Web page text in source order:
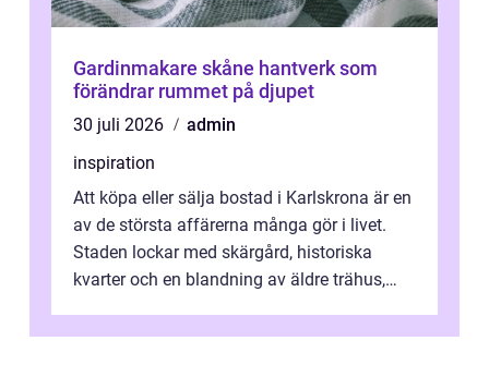
Gardinmakare skåne hantverk som
förändrar rummet på djupet
30 juli 2026
admin
inspiration
Att köpa eller sälja bostad i Karlskrona är en
av de största affärerna många gör i livet.
Staden lockar med skärgård, historiska
kvarter och en blandning av äldre trähus,